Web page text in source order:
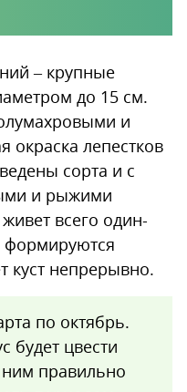
– крупные
до 15 см.
и
лепестков
сорта и с
и рыжими
всего один-
формируются
куст непрерывно.
по октябрь.
будет цвести
правильно